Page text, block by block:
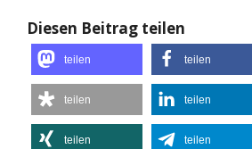
Diesen Beitrag teilen
teilen teilen
teilen teilen
teilen teilen